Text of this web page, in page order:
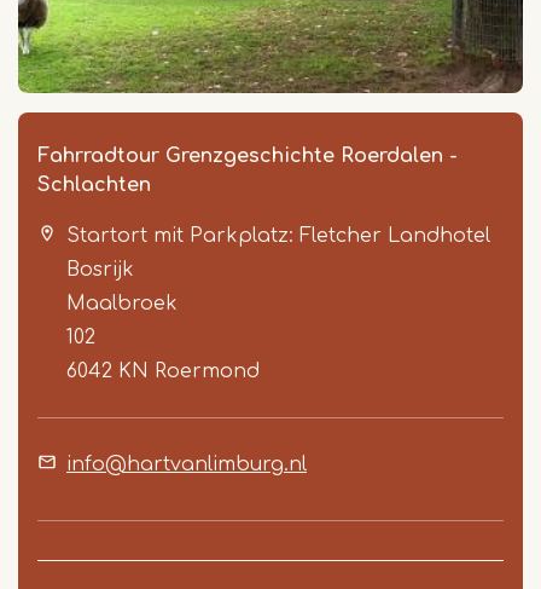
Fahrradtour Grenzgeschichte Roerdalen -
Schlachten
Startort mit Parkplatz: Fletcher Landhotel
Bosrijk
Maalbroek
102
6042 KN Roermond
info@hartvanlimburg.nl